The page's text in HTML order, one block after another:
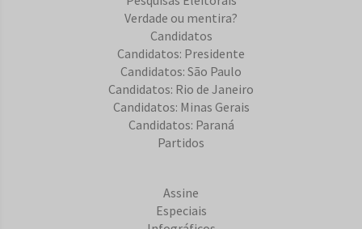
Verdade ou mentira?
Candidatos
Candidatos: Presidente
Candidatos: São Paulo
Candidatos: Rio de Janeiro
Candidatos: Minas Gerais
Candidatos: Paraná
Partidos
Assine
Especiais